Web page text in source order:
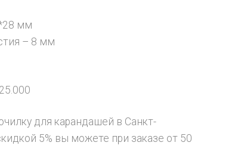
мм
– 8 мм
для карандашей в Санкт-
5% вы можете при заказе от 50